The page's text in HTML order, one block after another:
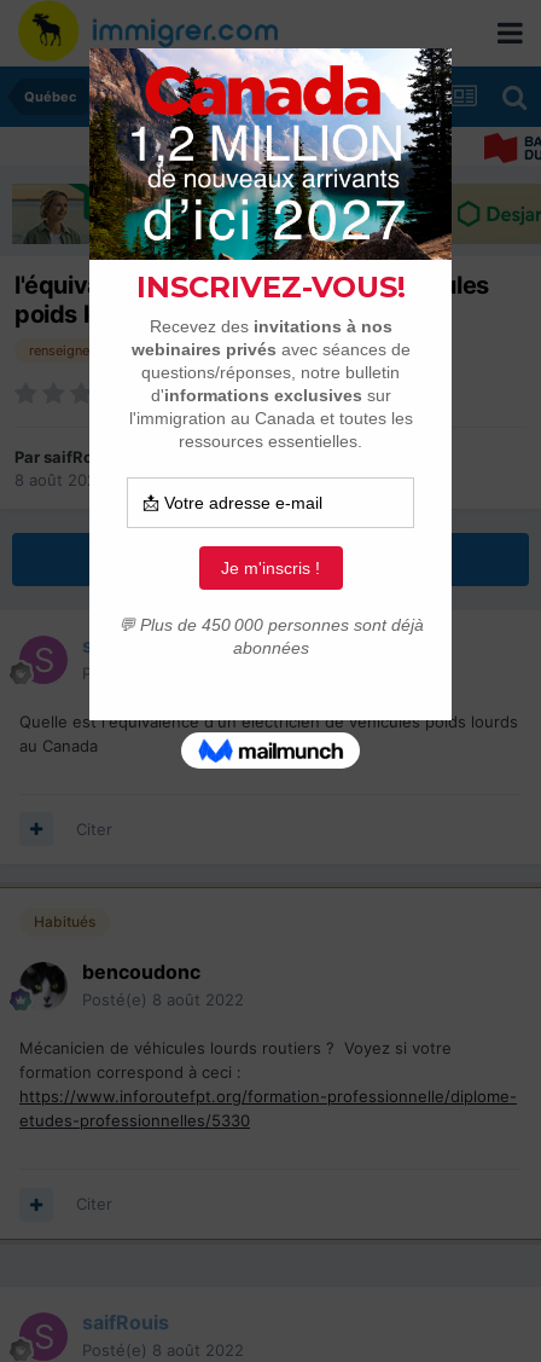
Québec
l'équivalence d'un électricien de véhicules
poids lourds au Canada
renseignement
Par saifRouis
8 août 2022
dans Québec
Répondre à ce sujet
saifRouis
Posté(e)
Quelle est l'équivalence d'un électricien de véhicules poids lourds
au Canada
Citer
Habitués
bencoudonc
Posté(e) 8 août 2022
Mécanicien de véhicules lourds routiers ? Voyez si votre
formation correspond à ceci :
https://www.inforoutefpt.org/formation-professionnelle/diplome-
etudes-professionnelles/5330
Citer
saifRouis
Posté(e) 8 août 2022